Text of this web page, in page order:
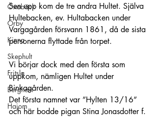
Öxabäck
Örby
Kinna
Skephult
Fritsla
Berghem
Hajom
Sen upp kom de tre andra Hultet. Själva
Hultebacken, ev. Hultabacken under
Vargagården försvann 1861, då de sista
personerna flyttade från torpet.
Vi börjar dock med den första som
uppkom, nämligen Hultet under
Binkagården.
Det första namnet var ”Hylten 13/16”
och här bodde pigan Stina Jonasdotter f.